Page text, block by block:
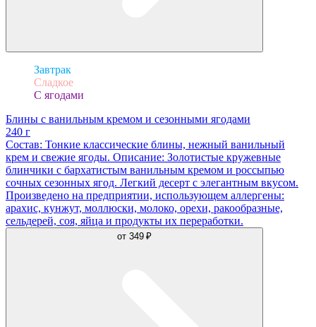
Завтрак
Сладкое
С ягодами
Блины с ванильным кремом и сезонными ягодами
240 г
Состав: Тонкие классические блины, нежный ванильный
крем и свежие ягоды. Описание: Золотистые кружевные
блинчики с бархатистым ванильным кремом и россыпью
сочных сезонных ягод. Легкий десерт с элегантным вкусом.
Произведено на предприятии, использующем аллергены:
арахис, кунжут, моллюски, молоко, орехи, ракообразные,
сельдерей, соя, яйца и продукты их переработки.
от 349 ₽